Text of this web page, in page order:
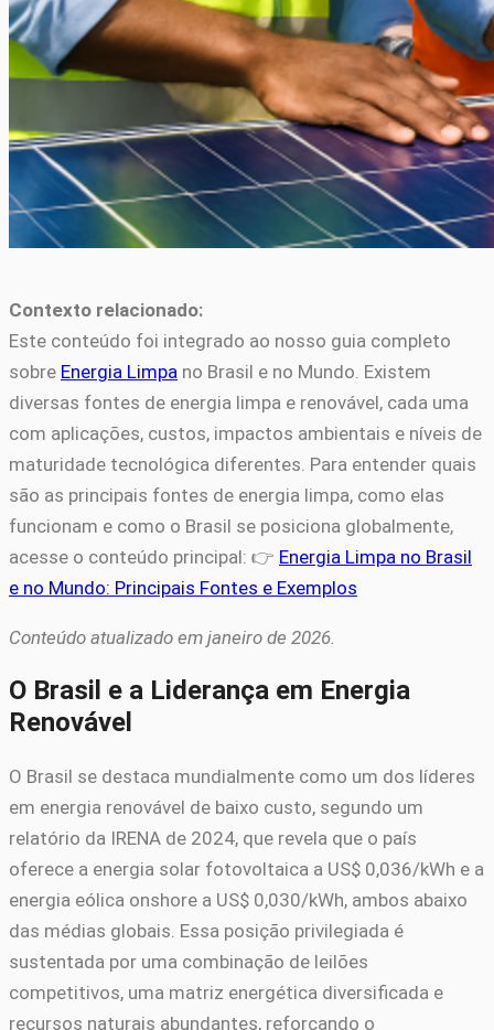
Contexto relacionado:
Este conteúdo foi integrado ao nosso guia completo
sobre Energia Limpa no Brasil e no Mundo. Existem
diversas fontes de energia limpa e renovável, cada uma
com aplicações, custos, impactos ambientais e níveis de
maturidade tecnológica diferentes. Para entender quais
são as principais fontes de energia limpa, como elas
funcionam e como o Brasil se posiciona globalmente,
acesse o conteúdo principal: 👉 Energia Limpa no Brasil
e no Mundo: Principais Fontes e Exemplos
Conteúdo atualizado em janeiro de 2026.
O Brasil e a Liderança em Energia
Renovável
O Brasil se destaca mundialmente como um dos líderes
em energia renovável de baixo custo, segundo um
relatório da IRENA de 2024, que revela que o país
oferece a energia solar fotovoltaica a US$ 0,036/kWh e a
energia eólica onshore a US$ 0,030/kWh, ambos abaixo
das médias globais. Essa posição privilegiada é
sustentada por uma combinação de leilões
competitivos, uma matriz energética diversificada e
recursos naturais abundantes, reforçando o